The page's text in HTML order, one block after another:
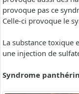
provoque pas ce
Celle-ci provoque le
La substance toxique
une injection de
Syndrome